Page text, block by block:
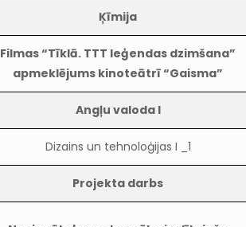
Ķīmija
Filmas “Tīklā. TTT leģendas dzimšana”
apmeklējums kinoteātrī “Gaisma”
Angļu valoda I
Dizains un tehnoloģijas I _1
Projekta darbs